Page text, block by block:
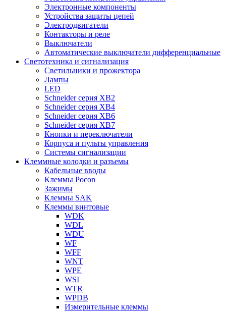
Электронные компоненты
Устройства защиты цепей
Электродвигатели
Контакторы и реле
Выключатели
Автоматические выключатели дифференциальные
Светотехника и сигнализация
Светильники и прожектора
Лампы
LED
Schneider серия XB2
Schneider серия XB4
Schneider серия XB6
Schneider серия XB7
Кнопки и переключатели
Корпуса и пульты управления
Системы сигнализации
Клеммные колодки и разъемы
Кабельные вводы
Клеммы Pocon
Зажимы
Клеммы SAK
Клеммы винтовые
WDK
WDL
WDU
WF
WFF
WNT
WPE
WSI
WTR
WPDB
Измерительные клеммы